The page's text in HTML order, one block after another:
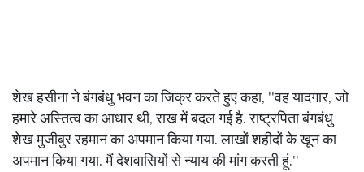
शेख हसीना ने बंगबंधु भवन का जिक्र करते हुए कहा, ''वह यादगार, जो
हमारे अस्तित्व का आधार थी, राख में बदल गई है. राष्ट्रपिता बंगबंधु
शेख मुजीबुर रहमान का अपमान किया गया. लाखों शहीदों के खून का
अपमान किया गया. मैं देशवासियों से न्याय की मांग करती हूं.''